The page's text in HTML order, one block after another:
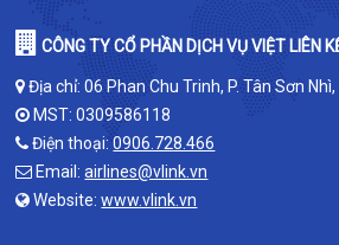
CÔNG TY CỔ PHẦN DỊCH VỤ VIỆT LIÊN
Địa chỉ: 06 Phan Chu Trinh, P. Tân Sơn Nhì,
MST: 0309586118
Điện thoại:0906.728.466
Email:airlines@vlink.vn
Website:www.vlink.vn